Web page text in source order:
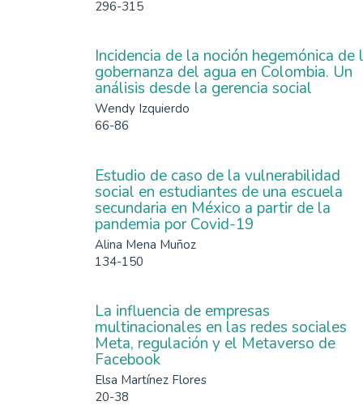
296-315
Incidencia de la noción hegemónica de
gobernanza del agua en Colombia. Un
análisis desde la gerencia social
Wendy Izquierdo
66-86
Estudio de caso de la vulnerabilidad
social en estudiantes de una escuela
secundaria en México a partir de la
pandemia por Covid-19
Alina Mena Muñoz
134-150
La influencia de empresas
multinacionales en las redes sociales
Meta, regulación y el Metaverso de
Facebook
Elsa Martínez Flores
20-38